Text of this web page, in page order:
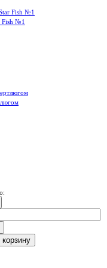
Fish №1
корзину